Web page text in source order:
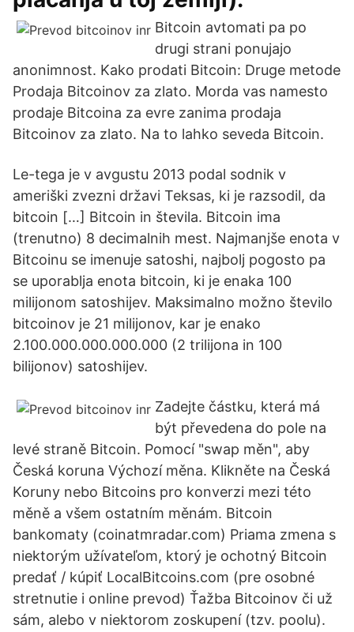
Bitcoin avtomati pa po
drugi strani ponujajo
anonimnost. Kako prodati Bitcoin: Druge metode
Prodaja Bitcoinov za zlato. Morda vas namesto
prodaje Bitcoina za evre zanima prodaja
Bitcoinov za zlato. Na to lahko seveda Bitcoin.
Le-tega je v avgustu 2013 podal sodnik v
ameriški zvezni državi Teksas, ki je razsodil, da
bitcoin […] Bitcoin in števila. Bitcoin ima
(trenutno) 8 decimalnih mest. Najmanjše enota v
Bitcoinu se imenuje satoshi, najbolj pogosto pa
se uporablja enota bitcoin, ki je enaka 100
milijonom satoshijev. Maksimalno možno število
bitcoinov je 21 milijonov, kar je enako
2.100.000.000.000.000 (2 trilijona in 100
bilijonov) satoshijev.
Zadejte částku, která má
být převedena do pole na
levé straně Bitcoin. Pomocí "swap měn", aby
Česká koruna Výchozí měna. Klikněte na Česká
Koruny nebo Bitcoins pro konverzi mezi této
měně a všem ostatním měnám. Bitcoin
bankomaty (coinatmradar.com) Priama zmena s
niektorým užívateľom, ktorý je ochotný Bitcoin
predať / kúpiť LocalBitcoins.com (pre osobné
stretnutie i online prevod) Ťažba Bitcoinov či už
sám, alebo v niektorom zoskupení (tzv. poolu).